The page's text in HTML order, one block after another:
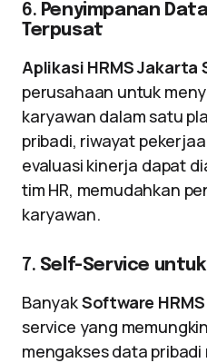
6. Penyimpanan
Terpusat
Aplikasi HRMS Jakarta
perusahaan untuk
karyawan dalam satu
pribadi, riwayat
evaluasi kinerja dapat
tim HR, memudahkan
karyawan.
7. Self-Service
BanyakSoftware HRMS
service yang
mengakses data